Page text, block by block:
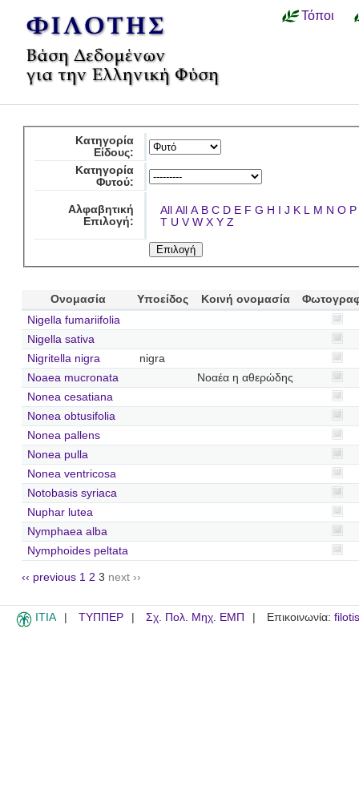
Τόποι
Κατηγορία
Είδους:
Κατηγορία
Φυτού:
Αλφαβητική
Επιλογή:
All All A B C D E F G H I J K L M N O P
T U V W X Y Z
Ονομασία Υποείδος Κοινή ονομασία
Nigella fumariifolia
Nigella sativa
Nigritella nigra
nigra
Noaea mucronata
Νοαέα η αθερώδης
Nonea cesatiana
Nonea obtusifolia
Nonea pallens
Nonea pulla
Nonea ventricosa
Notobasis syriaca
Nuphar lutea
Nymphaea alba
Nymphoides peltata
‹‹ previous 1 2 3 next ››
ITIA ΤΥΠΠΕΡ Σχ. Πολ. Μηχ. ΕΜΠ Επικοινωνία: